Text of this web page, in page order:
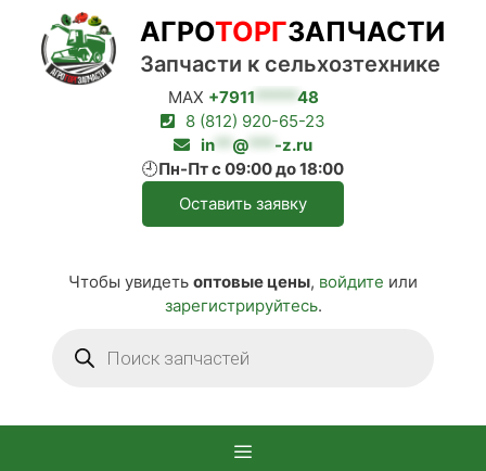
Перейти
содержимому
MAX +7911 ***** 48
8 (812) 920-65-23
in
@ *** -z.ru
🕘Пн-Пт с 09:00 до 18:00
Оставить заявку
Чтобы увидеть оптовые цены, войдите или
зарегистрируйтесь.
товаров
АГРОТОРГЗАПЧАСТИ
Запчасти к сельхозтехнике